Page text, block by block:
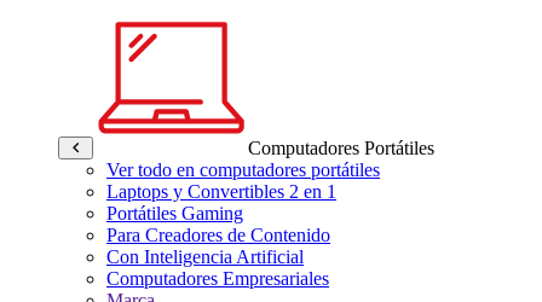
Computadores Portátiles
Ver todo en computadores portátiles
Laptops y Convertibles 2 en 1
Portátiles Gaming
Para Creadores de Contenido
Con Inteligencia Artificial
Computadores Empresariales